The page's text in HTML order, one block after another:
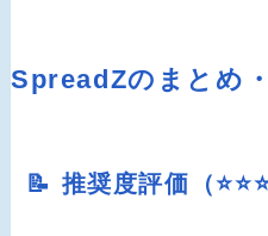
SpreadZのまとめ
📝 推奨度評価（